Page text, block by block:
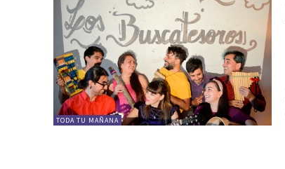
TODA TU MAÑANA